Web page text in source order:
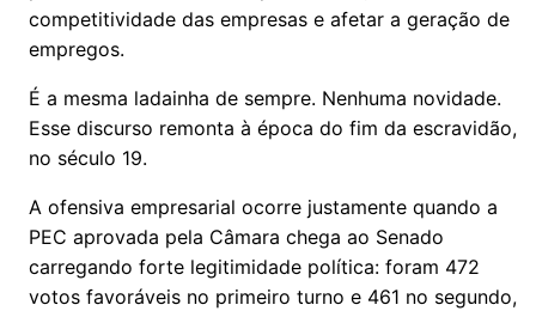
competitividade das empresas e afetar a geração de
empregos.
É a mesma ladainha de sempre. Nenhuma novidade.
Esse discurso remonta à época do fim da escravidão,
no século 19.
A ofensiva empresarial ocorre justamente quando a
PEC aprovada pela Câmara chega ao Senado
carregando forte legitimidade política: foram 472
votos favoráveis no primeiro turno e 461 no segundo,